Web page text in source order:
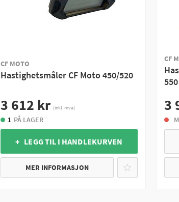
CF MOTO
Hastighetsmåler CF Moto 450/520
3 612 kr (inkl. mva)
1 PÅ LAGER
+ LEGG TIL I HANDLEKURVEN
MER INFORMASJON
CF
550
3